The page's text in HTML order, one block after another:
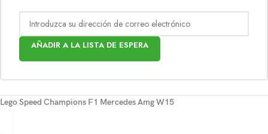
AÑADIR A LA LISTA DE ESPERA
Lego Speed Champions F1 Mercedes Amg W15